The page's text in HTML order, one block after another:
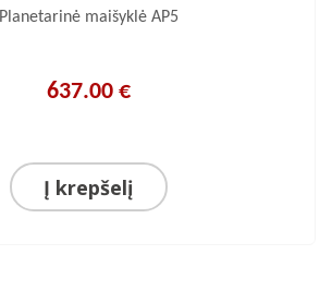
Planetarinė maišyklė AP5
637.00 €
Į krepšelį